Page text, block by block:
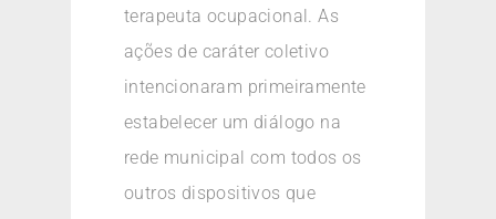
terapeuta ocupacional. As
ações de caráter coletivo
intencionaram primeiramente
estabelecer um diálogo na
rede municipal com todos os
outros dispositivos que